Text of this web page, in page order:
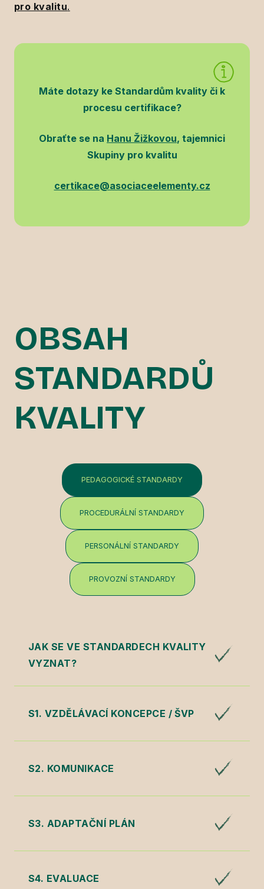
pro kvalitu.
Máte dotazy ke Standardům kvality či k
procesu certifikace?
Obraťte se na Hanu Žižkovou, tajemnici
Skupiny pro kvalitu
certikace@asociaceelementy.cz
OBSAH
STANDARDŮ
KVALITY
PEDAGOGICKÉ STANDARDY
PROCEDURÁLNÍ STANDARDY
PERSONÁLNÍ STANDARDY
PROVOZNÍ STANDARDY
JAK SE VE STANDARDECH KVALITY
VYZNAT?
S1. VZDĚLÁVACÍ KONCEPCE / ŠVP
S2. KOMUNIKACE
S3. ADAPTAČNÍ PLÁN
S4. EVALUACE